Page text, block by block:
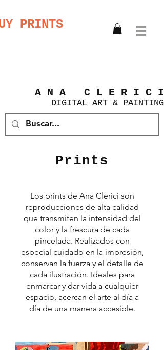
PRINTS
A N A C L E R I C I
DIGITAL ART & PAINTING
Prints
Los prints de Ana Clerici son
reproducciones de alta calidad
que transmiten la intensidad del
color y la frescura de cada
pincelada. Realizados con
especial cuidado en la impresión,
conservan la fuerza y el detalle de
cada ilustración. Ideales para
enmarcar y dar vida a cualquier
espacio, acercan el arte al día a
día de una manera accesible.